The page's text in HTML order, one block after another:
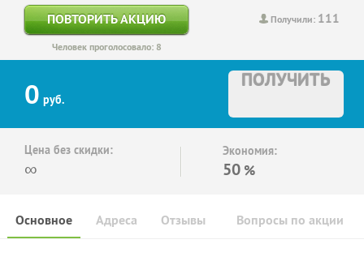
Получили: 111
ПОВТОРИТЬ АКЦИЮ
Человек проголосовало: 8
0 руб.
ПОЛУЧИТЬ
Цена без скидки:
∞
Экономия:
50 %
Основное Отзывы Вопросы по акции
Адреса